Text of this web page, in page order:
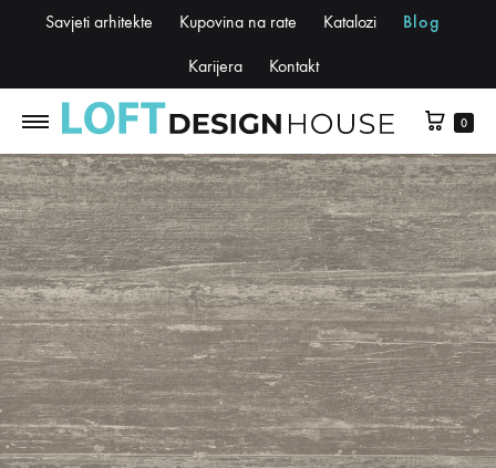
Savjeti arhitekte Kupovina na rate Katalozi Blog
Karijera Kontakt
0